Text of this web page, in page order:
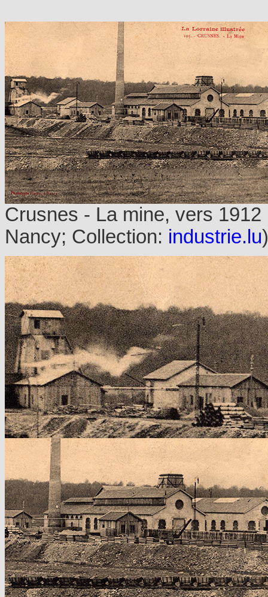
Crusnes - La mine, vers 1912
Nancy; Collection: industrie.lu)